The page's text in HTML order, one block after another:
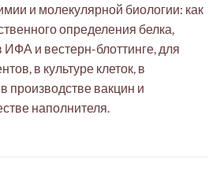
и молекулярной биологии: как
определения белка,
и вестерн-блоттинге, для
в культуре клеток, в
производстве вакцин и
наполнителя.